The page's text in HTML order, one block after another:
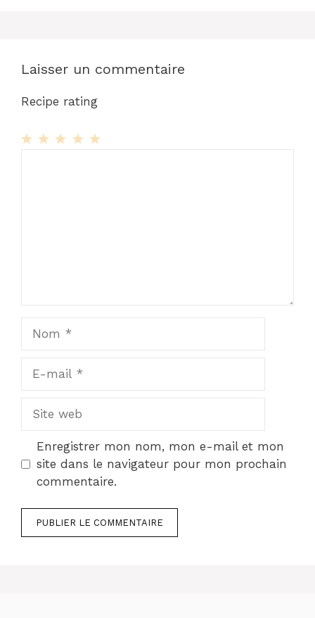
Laisser un commentaire
Recipe rating
mail
web
Enregistrer mon nom, mon e-mail et mon
site dans le navigateur pour mon prochain
commentaire.